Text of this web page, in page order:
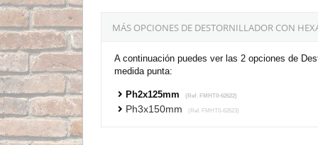
MÁS OPCIONES DE DESTORNILLADOR CON
A continuación puedes ver las 2 opciones de
medida punta:
Ph2x125mm (Ref. FMHT0-62622)
Ph3x150mm (Ref. FMHT0-62623)